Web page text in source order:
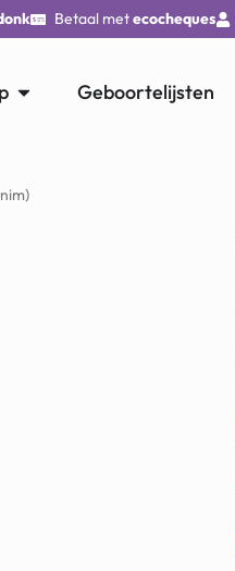
Betaal metecocheques
Geboortelijsten